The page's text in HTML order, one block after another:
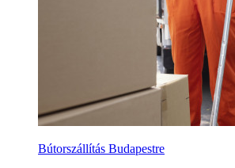
Bútorszállítás Budapestre